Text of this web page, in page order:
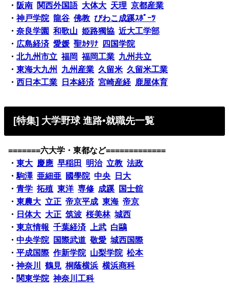
・ 阪南 関西外国語 大体大 天理 京都産業
・神戸学院 龍谷 佛教 びわこ成蹊ｽﾎﾟｰﾂ
・奈良学園 和歌山 姫路獨協 近大工学部
・ 広島経済 愛媛 聖ｶﾀﾘﾅ
四国学院
・北九州市立 福岡 福岡工業 九州共立
・東海大九州 九州産業 久留米 久留米工業
・西日本工業 日本経済 宮崎産経 鹿屋体育
[特集] 大学野球 進路•就職先一覧
=======六大学・東都など=============
・東大 慶應 早稲田 明治 立教 法政
・駒澤 亜細亜 國學院 中央
日大
・青学 拓殖 東洋 専修 成蹊
国士舘
・東農大 立正 帝京平成 東海 帝京
・ 日体大 大正 筑波 桜美林 城西
・東京情報 千葉経済 上武 白鷗
・中央学院 国際武道 敬愛 城西国際
・平成国際 作新学院 山梨学院 松本
・神奈川 鶴見 桐蔭横浜 横浜商科
・ 関東学院 神奈川工科